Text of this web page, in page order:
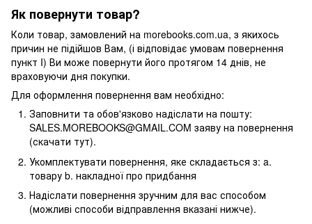
Як повернути товар?
Коли товар, замовлений на morebooks.com.ua, з якихось
причин не підійшов Вам, (і відповідає умовам повернення
пункт I) Ви може повернути його протягом 14 днів, не
враховуючи дня покупки.
Для оформлення повернення вам необхідно:
Заповнити та обов'язково надіслати на пошту:
SALES.MOREBOOKS@GMAIL.COM заяву на повернення
(скачати тут).
Укомплектувати повернення, яке складається з: a.
товару b. накладної про придбання
Надіслати повернення зручним для вас способом
(можливі способи відправлення вказані нижче).